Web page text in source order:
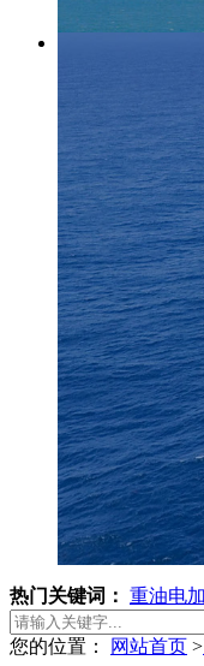
热门关键词： 重油电
您的位置： 网站首页 >